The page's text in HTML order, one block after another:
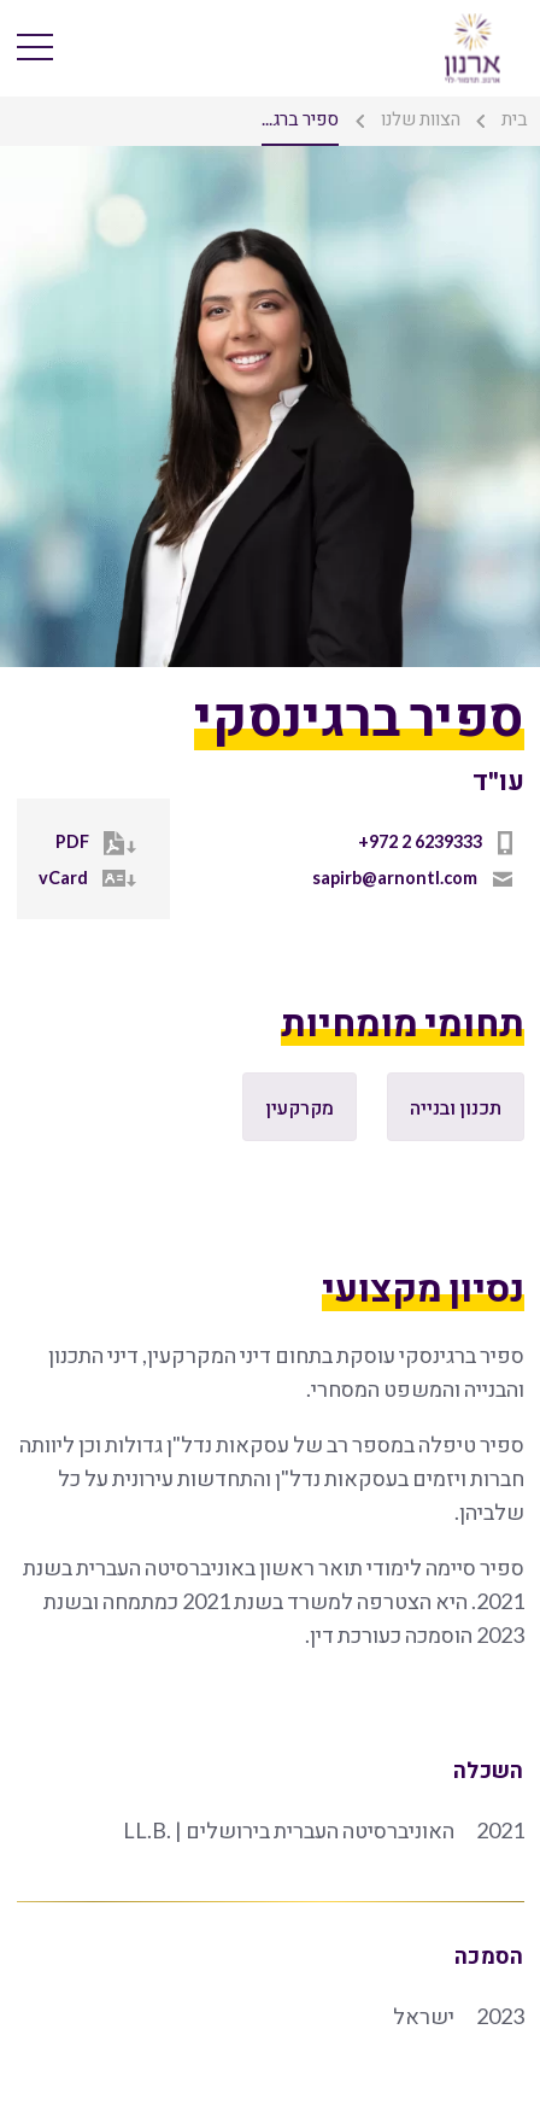
בית הצוות שלנו ספיר ברג...
ספיר ברגינסקי
עו"ד
+972 2 6239333
sapirb@arnontl.com
PDF
vCard
תחומי מומחיות
תכנון ובנייה מקרקעין
נסיון מקצועי
ספיר ברגינסקי עוסקת בתחום דיני המקרקעין, דיני התכנון
והבנייה והמשפט המסחרי.
ספיר טיפלה במספר רב של עסקאות נדל"ן גדולות וכן ליוותה
חברות ויזמים בעסקאות נדל"ן והתחדשות עירונית על כל
שלביהן.
ספיר סיימה לימודי תואר ראשון באוניברסיטה העברית בשנת
2021. היא הצטרפה למשרד בשנת 2021 כמתמחה ובשנת
2023 הוסמכה כעורכת דין.
השכלה
2021 האוניברסיטה העברית בירושלים | .LL.B
הסמכה
2023 ישראל